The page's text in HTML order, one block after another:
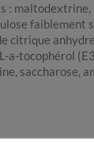
:
faiblement
citrique
a-tocophérol
saccharose,